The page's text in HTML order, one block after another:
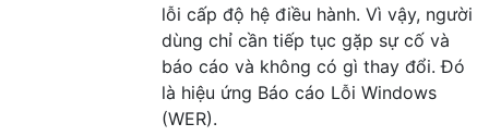
lỗi cấp độ hệ điều hành. Vì vậy, người
dùng chỉ cần tiếp tục gặp sự cố và
báo cáo và không có gì thay đổi. Đó
là hiệu ứng Báo cáo Lỗi Windows
(WER).